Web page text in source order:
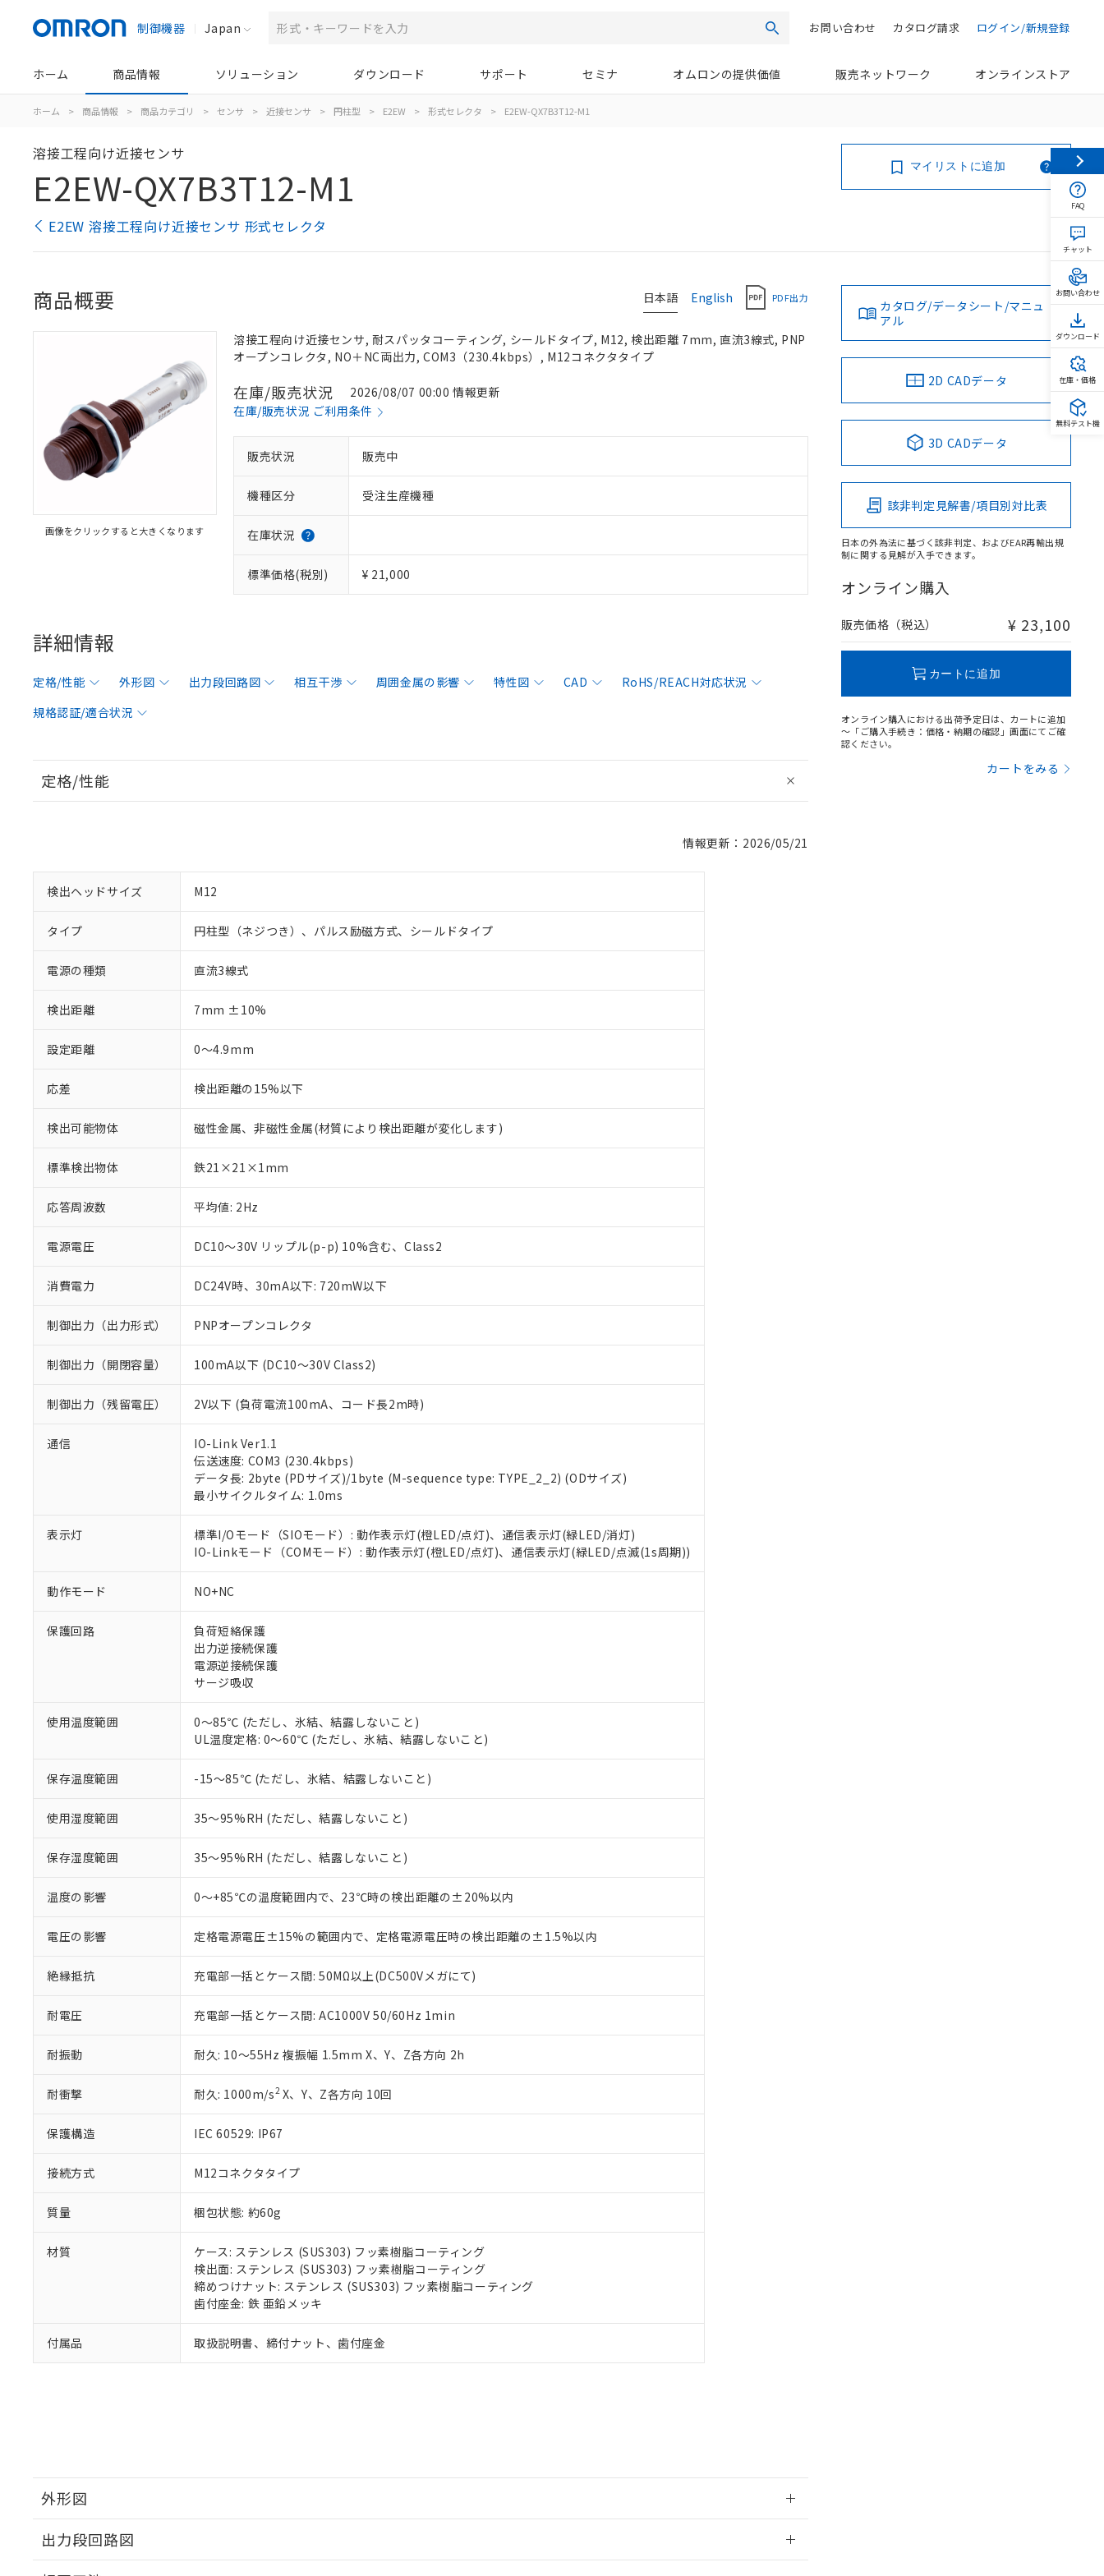
制御機器 Japan 検索 ログイン/新規登録
カタログ請求
お問い合わせ
ホーム 商品情報 ソリューション ダウンロード サポート セミナ オムロンの提供価値 販売ネットワーク オンラインストア
ホーム > 商品情報 > 商品カテゴリ > センサ > 近接センサ > 円柱型 > E2EW > 形式セレクタ > E2EW-QX7B3T12-M1
溶接工程向け近接センサ
E2EW-QX7B3T12-M1
E2EW 溶接工程向け近接センサ 形式セレクタ
マイリストに追加
日本語 English PDF出力
商品概要
画像をクリックすると大きくなります
溶接工程向け近接センサ, 耐スパッタコーティング, シールドタイプ, M12, 検出距離 7mm, 直流3線式, PNP
オープンコレクタ, NO＋NC両出力, COM3（230.4kbps）, M12コネクタタイプ
在庫/販売状況
2026/08/07 00:00 情報更新
在庫/販売状況 ご利用条件
販売状況 販売中
機種区分 受注生産機種
在庫状況
標準価格(税別) ¥ 21,000
詳細情報
定格/性能 外形図 出力段回路図 相互干渉 周囲金属の影響 特性図 CAD
RoHS/REACH対応状況
規格認証/適合状況
定格/性能
情報更新：2026/05/21
検出ヘッドサイズ M12
タイプ 円柱型（ネジつき）、パルス励磁方式、シールドタイプ
電源の種類 直流3線式
検出距離 7mm ±10%
設定距離 0～4.9mm
応差 検出距離の15%以下
検出可能物体 磁性金属、非磁性金属(材質により検出距離が変化します)
標準検出物体 鉄21×21×1mm
応答周波数 平均値: 2Hz
電源電圧 DC10～30V リップル(p-p) 10%含む、Class2
消費電力 DC24V時、30mA以下: 720mW以下
制御出力（出力形式） PNPオープンコレクタ
制御出力（開閉容量） 100mA以下 (DC10～30V Class2)
制御出力（残留電圧） 2V以下 (負荷電流100mA、コード長2m時)
通信
IO-Link Ver1.1
伝送速度: COM3 (230.4kbps)
データ長: 2byte (PDサイズ)/1byte (M-sequence type: TYPE_2_2) (ODサイズ)
最小サイクルタイム: 1.0ms
表示灯
標準I/Oモード（SIOモード）: 動作表示灯(橙LED/点灯)、通信表示灯(緑LED/消灯)
IO-Linkモード（COMモード）: 動作表示灯(橙LED/点灯)、通信表示灯(緑LED/点滅(1s周期))
動作モード NO+NC
保護回路
負荷短絡保護
出力逆接続保護
電源逆接続保護
サージ吸収
使用温度範囲
0～85℃ (ただし、氷結、結露しないこと)
UL温度定格: 0～60℃ (ただし、氷結、結露しないこと)
保存温度範囲 -15～85℃ (ただし、氷結、結露しないこと)
使用湿度範囲 35～95%RH (ただし、結露しないこと)
保存湿度範囲 35～95%RH (ただし、結露しないこと)
温度の影響 0～+85℃の温度範囲内で、23℃時の検出距離の±20%以内
電圧の影響 定格電源電圧±15%の範囲内で、定格電源電圧時の検出距離の±1.5%以内
絶縁抵抗 充電部一括とケース間: 50MΩ以上(DC500Vメガにて)
耐電圧 充電部一括とケース間: AC1000V 50/60Hz 1min
耐振動 耐久: 10～55Hz 複振幅 1.5mm X、Y、Z各方向 2h
耐衝撃 耐久: 1000m/s2X、Y、Z各方向 10回
保護構造 IEC 60529: IP67
接続方式 M12コネクタタイプ
質量 梱包状態: 約60g
材質
ケース: ステンレス (SUS303) フッ素樹脂コーティング
検出面: ステンレス (SUS303) フッ素樹脂コーティング
締めつけナット: ステンレス (SUS303) フッ素樹脂コーティング
歯付座金: 鉄 亜鉛メッキ
付属品 取扱説明書、締付ナット、歯付座金
外形図
出力段回路図
カタログ/データシート/マニュ
アル
2D CADデータ
3D CADデータ
該非判定見解書/項目別対比表
日本の外為法に基づく該非判定、およびEAR再輸出規
制に関する見解が入手できます。
オンライン購入
販売価格（税込） ¥ 23,100
カートに追加
オンライン購入における出荷予定日は、カートに追加
～「ご購入手続き：価格・納期の確認」画面にてご確
認ください。
カートをみる
ご利用条件
以下の条件をお読みいただき、同意のうえご利用ください。
正式な納期状況および標準価格はお客様のお取引先、またはお客様担当のオムロン制御機器販売店・
当社販売員にご相談ください。
オムロン制御機器販売店や当社販売拠点は「
在庫状況および標準価格結果を当社の事前の承諾なく第三者に漏洩または開示しないようお願いしま
す。
マイパーツ機能（部品リスト作成サービス）をご利用いただくには、I-Webメンバーズにご登録され
ている必要があります。
お客様が当ウェブサイト上で当社にご登録された部品リストについて、当社および当社の共同利用者
さい。
※当社の共同利用者とは、"個人情報の共同利用に関して"
の「1.共同利用者の範囲」に記載されて
いる法人を指します。
対応済み：EU RoHS指令（10物質）の非含有に対応した製品が提供可能な商品です。
対応予定：EU RoHS指令（10物質）の非含有に対応した製品に切り替える予定のある商品です。
対応予定なし：EU RoHS指令（10物質）の非含有に非対応の商品で、対応品を出す予定はありません。
調査・確認中：EU RoHS指令（10物質）の非含有の対応状況を調査中または確認中の商品です。
非該当品：ライセンス料など無形物で、有害物質有無と関係のない商品です。
仕入先様の事情により、非含有部品としていたものが、含有品と判明した場合などやむを得ず変更すること
があります。
六価クロム(Cr(Ⅵ)) 1000ppm以下、ポリ臭化ビフェニル類(PBB) 1000ppm以下、ポリ臭化ジフェニルエーテル類(PBDE) 1000ppm以下、
フタル酸ビス(2-エチルヘキシル) (DEHP)(別名：DOP) 1000ppm以下、フタル酸ブチルベンジル（BBP） 1000ppm以下、フタル酸ジブチ
ル（DBP） 1000ppm以下、フタル酸ジイソブチル (DIBP) 1000ppm以下
但し、RoHS指令で産業用監視および制御機器に対する適用除外項目は除く。
※2 対応予定月
部品在庫の切り替え状況などにより、予定月が前後することがあります。
※3 非含有証明書ダウンロード
下記の非含有証明書をダウンロードすることができます。
EU RoHS指令（10物質）の非含有証明書
51物質の非含有証明書（当社基準）
※本証明書は発行日時点で非含有を証明するもので、過去に遡って非含有を証明するものではありません。
また、RoHS指令のフタル酸エステル類４物質の対応では、対応完了までの期間は出荷製品に未対応品が
混在することから備考欄に対応日を記載しておりました。
既に当社にて対応品への在庫切替を完了していることから、特段のことがない限り、2022年1月12日よ
※1 中国RoHS○×表
「－」：未確認です。当社販売部門へお問い合わせください。
*中国RoHS10物質の基準値 (GB/T26572)：
Pb(鉛) :1000ppm、 Hg(水銀) : 1000ppm、 Cd(カドミウム) : 100ppm、
Cr(Ⅵ)(六価クロム) : 1000ppm、 PBBs(ポリ臭化ビフェニル類) : 1000ppm、 PBDEs(ポリ臭化ジフェニルエーテル類) : 1000ppm、
DEHP(フタル酸ビス(2-エチルヘキシル)) : 1000ppm
※2 環境保護使用期限
「ｅ」：有害物質（10物質）のすべてが基準値以下であることを示します。
「10」：通常の使用状況下において有害物質が外部に漏えいし、環境に深刻な影響を及ぼさない年数を意
味します。
「－」：未確認です。当社販売部門へお問い合わせください。
当社は、貴社製品を第三者に販売する場合は、上記1、2および3の内容を当該第三者に通知します。
また当社は、販売先および販売に係わる関係者が違法に輸出するおそれがある場合は、取り引きをい
たしません。
△ 一定数には満たないが在庫あり
機器販売店・当社販売員にご確認ください)
空
白
受注生産機種、また在庫状況の情報を公開していない機種
FAQ
チャット
お問い合わせ
ダウンロード
在庫・価格
無料テスト機